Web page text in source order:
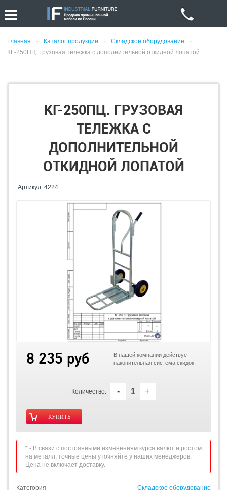
Главная - Каталог продукции - Складское оборудование -
КГ-250ПЦ. Грузовая тележка с дополнительной откидной лопатой
КГ-250ПЦ. ГРУЗОВАЯ
ТЕЛЕЖКА С
ДОПОЛНИТЕЛЬНОЙ
ОТКИДНОЙ ЛОПАТОЙ
Артикул: 4224
8 235 руб
В нашей компании действует
накопительная система скидок.
Количество: - +
* - В связи с постоянными изменениям курса валют и ростом
на металл, точные цены уточняйте у наших менеджеров.
Цена не включает доставку.
Категория Складское оборудование